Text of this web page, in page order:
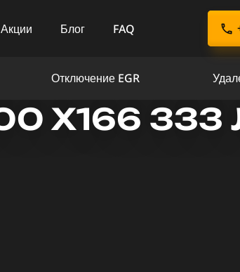
Акции Блог FAQ
Отключение EGR
X166 333